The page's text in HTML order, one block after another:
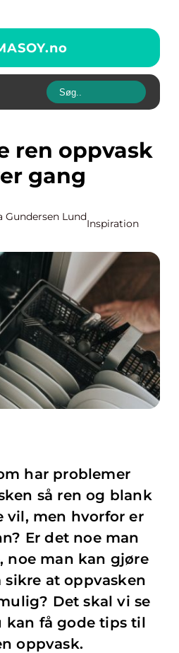
no
gang
Gundersen Lund
Inspiration
har problemer
så ren og blank
vil, men hvorfor er
Er det noe man
noe man kan gjøre
sikre at oppvasken
Det skal vi se
kan få gode tips til
oppvask.